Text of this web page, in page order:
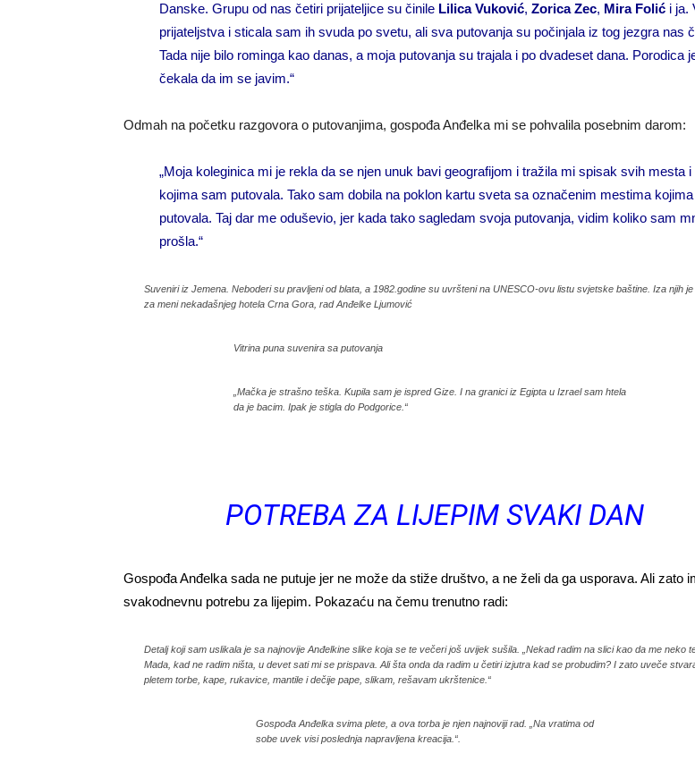
Danske. Grupu od nas četiri prijateljice su činile Lilica Vuković, Zorica Zec, Mira Folić i ja.
prijateljstva i sticala sam ih svuda po svetu, ali sva putovanja su počinjala iz tog jezgra nas
Tada nije bilo rominga kao danas, a moja putovanja su trajala i po dvadeset dana. Porodica
čekala da im se javim.“
Odmah na početku razgovora o putovanjima, gospođa Anđelka mi se pohvalila posebnim darom:
„Moja koleginica mi je rekla da se njen unuk bavi geografijom i tražila mi spisak svih mesta
kojima sam putovala. Tako sam dobila na poklon kartu sveta sa označenim mestima
putovala. Taj dar me oduševio, jer kada tako sagledam svoja putovanja, vidim koliko sam
prošla.“
Suveniri iz Jemena. Neboderi su pravljeni od blata, a 1982.godine su uvršteni na UNESCO-ovu listu svjetske baštine. Iza njih je
za meni nekadašnjeg hotela Crna Gora, rad Anđelke Ljumović
Vitrina puna suvenira sa putovanja
„Mačka je strašno teška. Kupila sam je ispred Gize. I na granici iz Egipta u Izrael sam htela
da je bacim. Ipak je stigla do Podgorice.“
POTREBA ZA LIJEPIM SVAKI DAN
Gospođa Anđelka sada ne putuje jer ne može da stiže društvo, a ne želi da ga usporava. Ali zato
svakodnevnu potrebu za lijepim. Pokazaću na čemu trenutno radi:
Detalj koji sam uslikala je sa najnovije Anđelkine slike koja se te večeri još uvijek sušila. „Nekad radim na slici kao da me neko
Mada, kad ne radim ništa, u devet sati mi se prispava. Ali šta onda da radim u četiri izjutra kad se probudim? I zato uveče
pletem torbe, kape, rukavice, mantile i dečije pape, slikam, rešavam ukrštenice.“
Gospođa Anđelka svima plete, a ova torba je njen najnoviji rad. „Na vratima od
sobe uvek visi poslednja napravljena kreacija.“.